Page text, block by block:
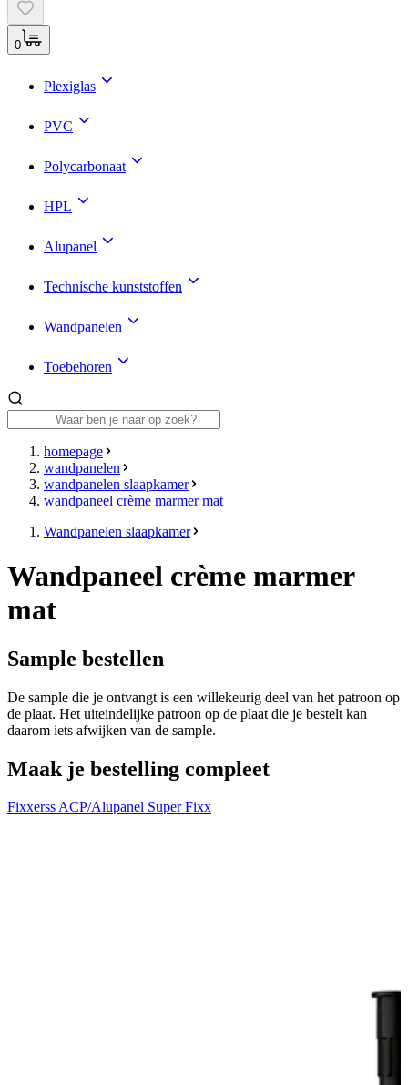
0
Plexiglas
PVC
Polycarbonaat
HPL
Alupanel
Technische kunststoffen
Wandpanelen
Toebehoren
homepage
wandpanelen
wandpanelen slaapkamer
wandpaneel crème marmer mat
Wandpanelen slaapkamer
Wandpaneel crème marmer
mat
Sample bestellen
De sample die je ontvangt is een willekeurig deel van het patroon op
de plaat. Het uiteindelijke patroon op de plaat die je bestelt kan
daarom iets afwijken van de sample.
Maak je bestelling compleet
Fixxerss ACP/Alupanel Super Fixx